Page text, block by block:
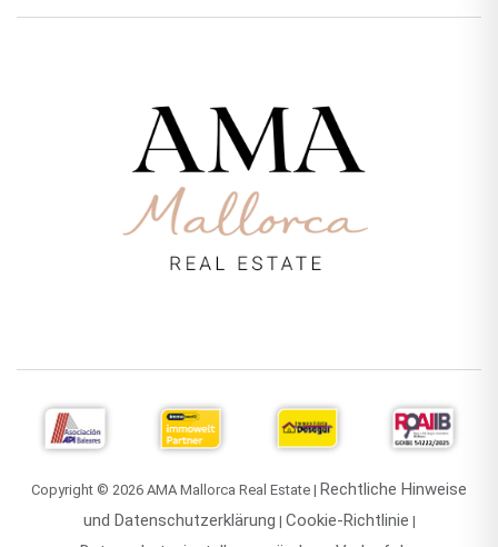
Copyright © 2026 AMA Mallorca Real Estate | Rechtliche Hinweise
und Datenschutzerklärung | Cookie-Richtlinie |